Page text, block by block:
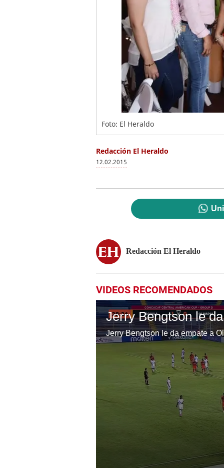
Foto: El Heraldo
Redacción El Heraldo
12.02.2015
Redacción El Heraldo
VIDEOS RECOMENDADOS
Jerry Bengtson le da empate a